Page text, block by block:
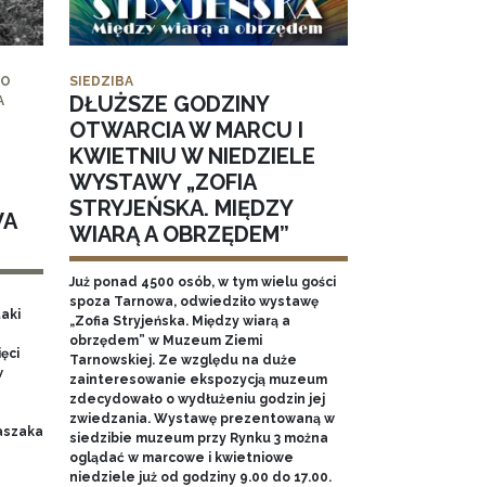
SIEDZIBA
DŁUŻSZE GODZINY
OTWARCIA W MARCU I
KWIETNIU W NIEDZIELE
WYSTAWY „ZOFIA
STRYJEŃSKA. MIĘDZY
WIARĄ A OBRZĘDEM”
Już ponad 4500 osób, w tym wielu gości
spoza Tarnowa, odwiedziło wystawę
„Zofia Stryjeńska. Między wiarą a
obrzędem” w Muzeum Ziemi
Tarnowskiej. Ze względu na duże
zainteresowanie ekspozycją muzeum
zdecydowało o wydłużeniu godzin jej
zwiedzania. Wystawę prezentowaną w
siedzibie muzeum przy Rynku 3 można
oglądać w marcowe i kwietniowe
niedziele już od godziny 9.00 do 17.00.